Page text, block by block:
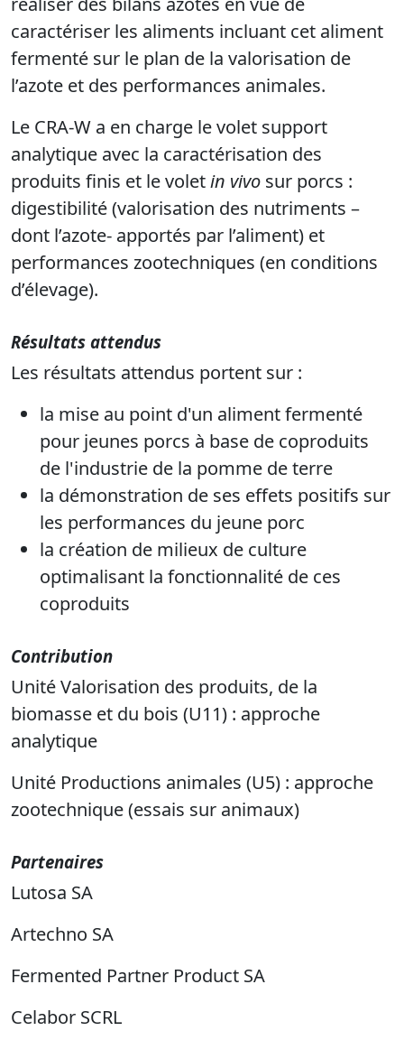
caractériser les aliments incluant cet aliment
fermenté sur le plan de la valorisation de
l’azote et des performances animales.
Le CRA-W a en charge le volet support
analytique avec la caractérisation des
produits finis et le voletin vivo sur porcs :
digestibilité (valorisation des nutriments –
dont l’azote- apportés par l’aliment) et
performances zootechniques (en conditions
d’élevage).
Résultats attendus
Les résultats attendus portent sur :
la mise au point d'un aliment fermenté
pour jeunes porcs à base de coproduits
de l'industrie de la pomme de terre
la démonstration de ses effets positifs sur
les performances du jeune porc
la création de milieux de culture
optimalisant la fonctionnalité de ces
coproduits
Contribution
Unité Valorisation des produits, de la
biomasse et du bois (U11) : approche
analytique
Unité Productions animales (U5) : approche
zootechnique (essais sur animaux)
Partenaires
Lutosa SA
Artechno SA
Fermented Partner Product SA
Celabor SCRL